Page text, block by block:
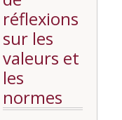
réflexions
sur les
valeurs et
les
normes